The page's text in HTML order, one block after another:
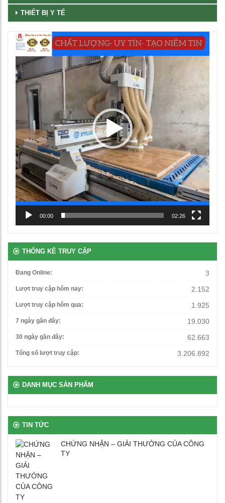
THIẾT BỊ Y TẾ
Trình
chơi
Video
00:00 02:26
THỐNG KÊ TRUY CẬP
Đang Online: 3
Lượt truy cập hôm nay: 2.152
Lượt truy cập hôm qua: 1.925
7 ngày gần đây: 19.030
30 ngày gần đây: 62.663
Tổng số lượt truy cập: 3.206.892
DANH MỤC SẢN PHẨM
TIN TỨC
CHỨNG NHẬN – GIẢI THƯỞNG CỦA CÔNG
TY